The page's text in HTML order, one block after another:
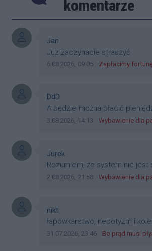
komentarze
Autor komentarza:
Jan
Treść komentarza:
Juz zaczynacie straszyć
Data dodania komentarza:
6.08.2026, 09:05 Źródło
Zapłacimy fortunę za tradycyjny, polski obiad?!
Autor komentarza:
DdD
Treść komentarza:
A będzie można płacić
wszystkich? Bo banknoty
plastik czy inne bliki. Zakrawa na
dyskryminację.
Data dodania komentarza:
3.08.2026, 14:13 Źródło
Wybawienie dla pasażerów w Rzeszowie?
Autor komentarza:
Jurek
Treść komentarza:
Rozumiem, że system nie jest
przetestowany. Wybieram się
przejazdów dadzą radę. Albo
teraz młode ludzie mówią.
Data dodania komentarza:
2.08.2026, 21:58 Źródło
Wybawienie dla pasażerów w Rzeszowie?
Autor komentarza:
nikt
Treść komentarza:
łapówkarstwo, nepotyzm i
norma w pge dystrybucja
Data dodania komentarza:
31.07.2026, 23:46 Źródło
Bo prąd musi płynąć... Wywiad ze Zbigniewem Możdżeniem -